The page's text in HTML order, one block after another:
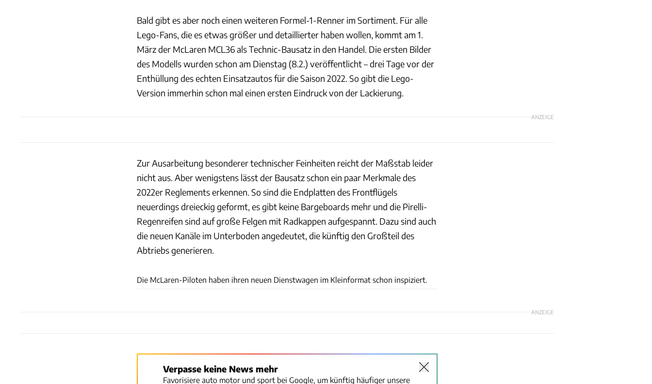
Bald gibt es aber noch einen weiteren Formel-1-Renner im Sortiment. Für alle
Lego-Fans, die es etwas größer und detaillierter haben wollen, kommt am 1.
März der McLaren MCL36 als Technic-Bausatz in den Handel. Die ersten Bilder
des Modells wurden schon am Dienstag (8.2.) veröffentlicht – drei Tage vor der
Enthüllung des echten Einsatzautos für die Saison 2022. So gibt die Lego-
Version immerhin schon mal einen ersten Eindruck von der Lackierung.
ANZEIGE
Zur Ausarbeitung besonderer technischer Feinheiten reicht der Maßstab leider
nicht aus. Aber wenigstens lässt der Bausatz schon ein paar Merkmale des
2022er Reglements erkennen. So sind die Endplatten des Frontflügels
neuerdings dreieckig geformt, es gibt keine Bargeboards mehr und die Pirelli-
Regenreifen sind auf große Felgen mit Radkappen aufgespannt. Dazu sind auch
die neuen Kanäle im Unterboden angedeutet, die künftig den Großteil des
Abtriebs generieren.
Die McLaren-Piloten haben ihren neuen Dienstwagen im Kleinformat schon inspiziert.
ANZEIGE
Verpasse keine News mehr
Favorisiere auto motor und sport bei Google, um künftig häufiger unsere